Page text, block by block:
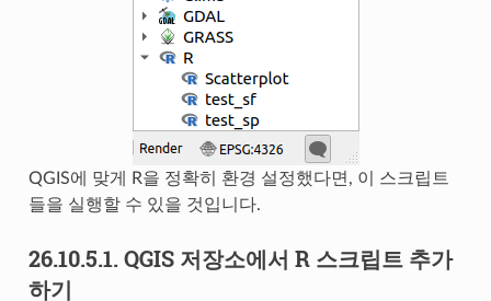
QGIS에 맞게 R을 정확히 환경 설정했다면, 이 스크립트
들을 실행할 수 있을 것입니다.
26.10.5.1. QGIS 저장소에서 R 스크립트 추가
하기